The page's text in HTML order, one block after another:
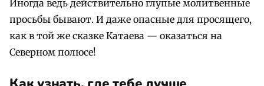
Иногда ведь действительно глупые молитвенные
просьбы бывают. И даже опасные для просящего,
как в той же сказке Катаева — оказаться на
Северном полюсе!